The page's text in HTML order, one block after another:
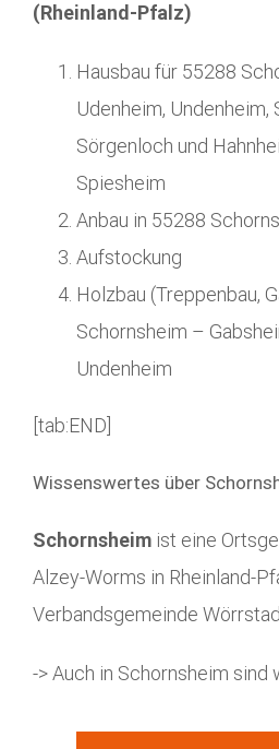
(Rheinland-Pfalz)
Hausbau für 55288
Udenheim, Undenheim,
Sörgenloch und
Spiesheim
Anbau in 55288
Aufstockung
Holzbau (Treppenbau,
Schornsheim –
Undenheim
[tab:END]
Wissenswertes über
Schornsheim ist eine
Alzey-Worms in Rheinland-
Verbandsgemeinde
-> Auch in Schornsheim sind